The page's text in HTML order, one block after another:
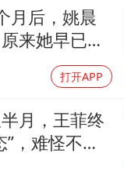
月后，姚晨
来她早已给
打开APP
月，王菲终
，难怪不屑